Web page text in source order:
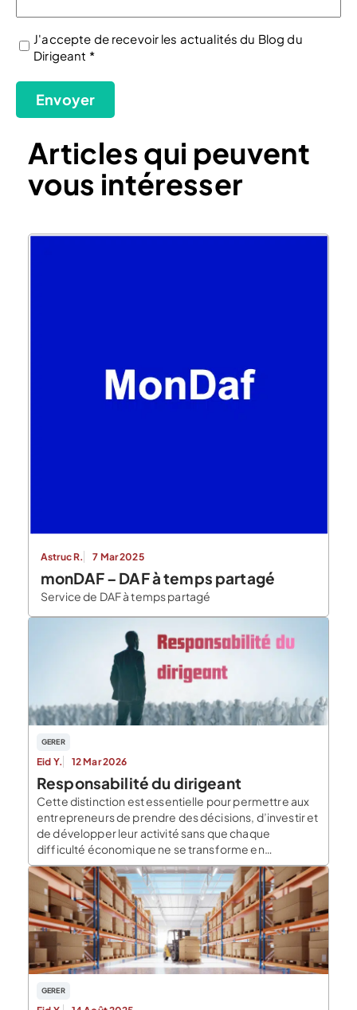
(Nécessaire)
J'accepte de recevoir les actualités du Blog du
Dirigeant *
Envoyer
Articles qui peuvent
vous intéresser
Astruc R. 7 Mar 2025
monDAF – DAF à temps partagé
Service de DAF à temps partagé
GERER
Eid Y. 12 Mar 2026
Responsabilité du dirigeant
Cette distinction est essentielle pour permettre aux
entrepreneurs de prendre des décisions, d’investir et
de développer leur activité sans que chaque
difficulté économique ne se transforme en
responsabilité personnelle. Cependant, cette
protection n’est pas absolue. Dans certaines
situations, la responsabilité personnelle du dirigeant
peut être engagée, notamment lorsqu’une faute a
été commise dans l’exercice de […]
GERER